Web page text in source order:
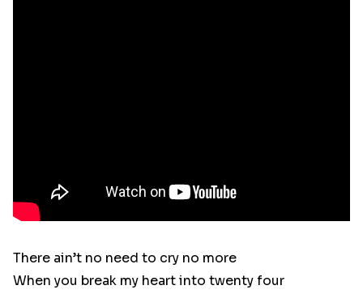
There ain’t no need to cry no more
When you break my heart into twenty four